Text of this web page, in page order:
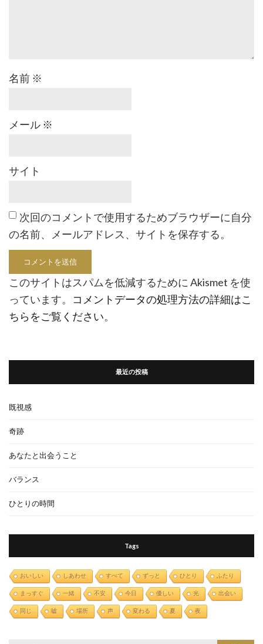
名前 ※
メール ※
サイト
次回のコメントで使用するためブラウザーに自分
の名前、メールアドレス、サイトを保存する。
このサイトはスパムを低減するために Akismet を使
っています。 コメントデータの処理方法の詳細はこ
ちらをご覧ください。
最近の投稿
既視感
奇跡
あなたと出会うこと
バランス
ひとりの時間
Tags
おいしい しあわせ すべて ずっと ひとり ふたり
まっすぐ 一緒 不安 今日 優しい 光 出会い
同じ 嘘 場所 声 変わる 夏 夜